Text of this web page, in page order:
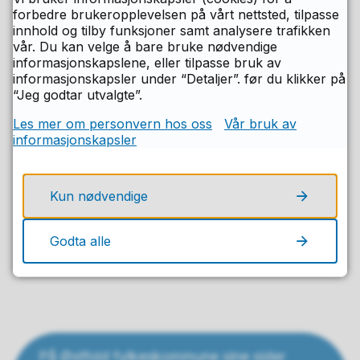
Religion
Psykologi
Selma Kulaglic <selmak@ofk.no>
Engelsk
Kent Harald Krosby Dehlin <kentd@ofk.no>
Norsk
Fremmedspråk
Realfag
På Østfold fylkeskommune sine sider
forbedre brukeropplevelsen på vårt nettsted, tilpasse
innhold og tilby funksjoner samt analysere trafikken
vår. Du kan velge å bare bruke nødvendige
informasjonskapslene, eller tilpasse bruk av
informasjonskapsler under “Detaljer”. før du klikker på
“Jeg godtar utvalgte”.
Les mer om personvern hos oss
Vår bruk av
informasjonskapsler
Kun nødvendige
Godta alle